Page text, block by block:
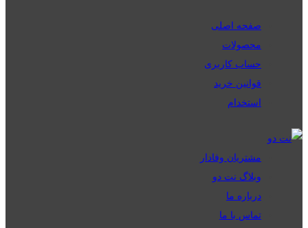
صفحه اصلی
محصولات
حساب کاربری
قوانین خرید
استخدام
مشتریان وفادار
وبلاگ نت دو
درباره ما
تماس با ما